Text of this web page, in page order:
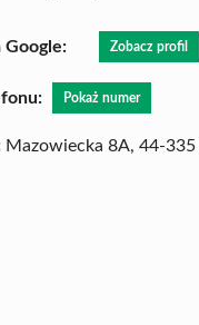
Zobacz profil
Pokaż numer
Mazowiecka 8A, 44-335